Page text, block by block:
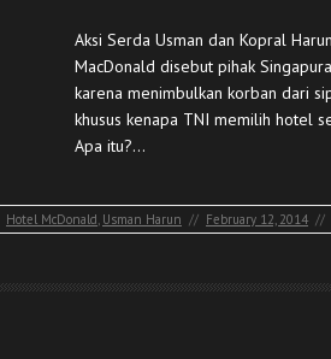
Aksi Serda Usman dan Kopral
MacDonald disebut pihak
karena menimbulkan korban dari
khusus kenapa TNI memilih hotel
Apa itu?…
Hotel McDonald, Usman Harun // February 12, 2014 //